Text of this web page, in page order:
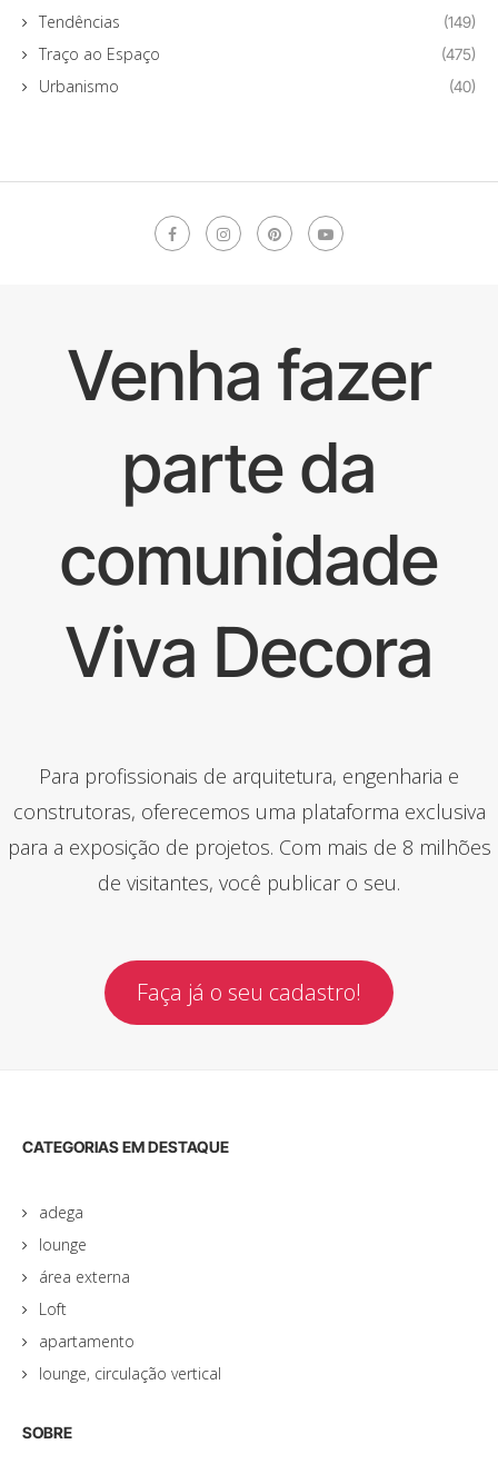
Tendências (149)
Traço ao Espaço (475)
Urbanismo (40)
Venha fazer
parte da
comunidade
Viva Decora
Para profissionais de arquitetura, engenharia e
construtoras, oferecemos uma plataforma exclusiva
para a exposição de projetos. Com mais de 8 milhões
de visitantes, você publicar o seu.
Faça já o seu cadastro!
CATEGORIAS EM DESTAQUE
adega
lounge
área externa
Loft
apartamento
lounge, circulação vertical
SOBRE